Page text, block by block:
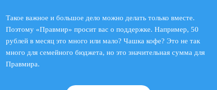
Такое важное и большое дело можно делать только вместе.
Поэтому «Правмир» просит вас о поддержке. Например, 50
рублей в месяц это много или мало? Чашка кофе? Это не так
много для семейного бюджета, но это значительная сумма для
Правмира.